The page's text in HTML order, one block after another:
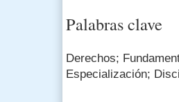
Palabras clave
Derechos;
Especialización;